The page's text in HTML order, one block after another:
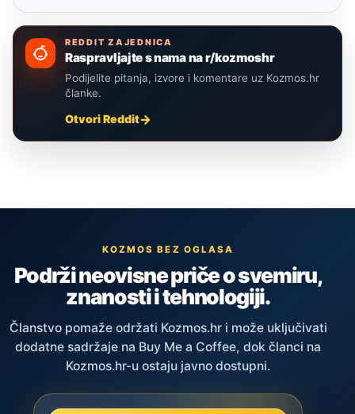
REDDIT ZAJEDNICA
Raspravljajte s nama na r/kozmoshr
Podijelite pitanja, izvore i komentare uz Kozmos.hr
članke.
Otvori Reddit
KOZMOS BEZ OGLASA
Podrži neovisne priče o svemiru,
znanosti i tehnologiji.
Članstvo pomaže održati Kozmos.hr i može uključivati
dodatne sadržaje na Buy Me a Coffee, dok članci na
Kozmos.hr-u ostaju javno dostupni.